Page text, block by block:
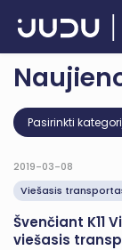
Pagrindinis
Pasirinkti
2019-03-08
Viešasis
Švenčiant K11
viešasis